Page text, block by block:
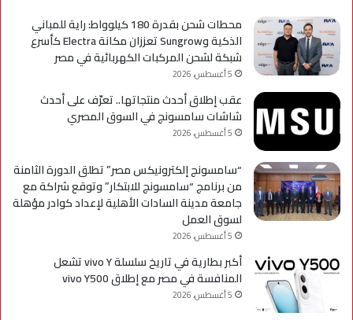
محطات شحن بقدرة 180 كيلوواط: راية للمباني
الذكية وSungrow تعززان مكانة Electra كأسرع
شبكة لشحن المركبات الكهربائية في مصر
5 أغسطس، 2026
عقب إطلاق أحدث منتجاتها.. تعرّف على أحدث
شاشات سامسونج في السوق المصري
5 أغسطس، 2026
“سامسونج إلكترونيكس مصر” تطلق الدورة الثامنة
من برنامج “سامسونج للابتكار” وتوقع شراكة مع
جامعة مدينة السادات الأهلية لإعداد كوادر مؤهلة
لسوق العمل
5 أغسطس، 2026
أكبر بطارية في تاريخ سلسلة vivo Y تشعل
المنافسة في مصر مع إطلاق vivo Y500
5 أغسطس، 2026